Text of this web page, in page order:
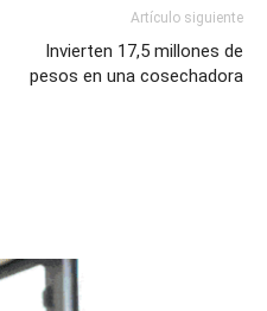
Artículo siguiente
Invierten 17,5 millones de
pesos en una cosechadora